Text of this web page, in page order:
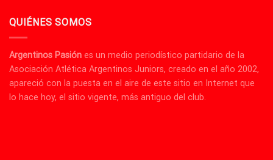
QUIÉNES SOMOS
Argentinos Pasión es un medio periodístico partidario de la
Asociación Atlética Argentinos Juniors, creado en el año 2002,
apareció con la puesta en el aire de este sitio en Internet que
lo hace hoy, el sitio vigente, más antiguo del club.